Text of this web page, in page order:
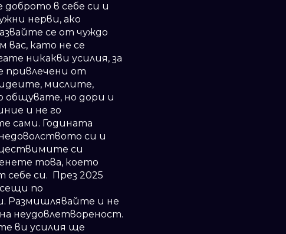
в себе си и
нерви, ако
се от чуждо
вас, като не се
никакви усилия, за
привлечени от
мислите,
общувате, но дори и
и не го
сами. Годината
си и
си
това, което
себе си. През 2025
по
Размишлявайте и не
неудовлетвореност.
ви усилия ще